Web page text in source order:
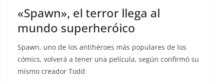
«Spawn», el terror llega al
mundo superheróico
Spawn, uno de los antihéroes más populares de los
cómics, volverá a tener una película, según confirmó su
mismo creador Todd